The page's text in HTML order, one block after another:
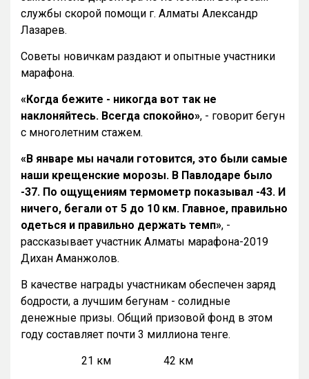
службы скорой помощи г. Алматы Александр
Лазарев.
Советы новичкам раздают и опытные участники
марафона.
«Когда бежите - никогда вот так не
наклоняйтесь. Всегда спокойно», - говорит бегун
с многолетним стажем.
«В январе мы начали готовится, это были самые
наши крещенские морозы. В Павлодаре было
-37. По ощущениям термометр показывал -43. И
ничего, бегали от 5 до 10 км. Главное, правильно
одеться и правильно держать темп», -
рассказывает участник Алматы марафона-2019
Дихан Аманжолов.
В качестве награды участникам обеспечен заряд
бодрости, а лучшим бегунам - солидные
денежные призы. Общий призовой фонд в этом
году составляет почти 3 миллиона тенге.
21 км 42 км